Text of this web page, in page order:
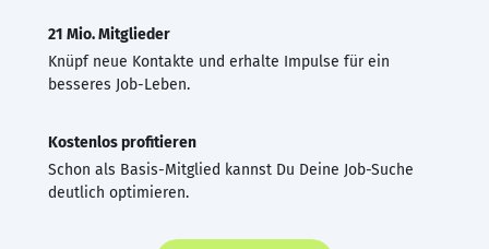
21 Mio. Mitglieder
Knüpf neue Kontakte und erhalte Impulse für ein
besseres Job-Leben.
Kostenlos profitieren
Schon als Basis-Mitglied kannst Du Deine Job-Suche
deutlich optimieren.